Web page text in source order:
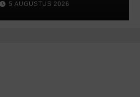
wijzigingen
5 AUGUSTUS 2026